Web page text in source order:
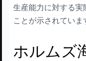
生産能力に対する実
ことが示されていま
ホルムズ